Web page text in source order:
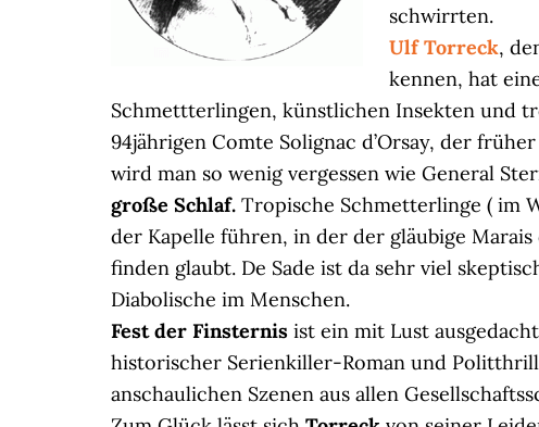
schwirrten.
Ulf Torreck,
kennen, hat
Schmettterlingen, künstlichen Insekten und
94jährigen Comte Solignac d’Orsay, der
wird man so wenig vergessen wie General
große Schlaf. Tropische Schmetterlinge ( im
der Kapelle führen, in der der gläubige
finden glaubt. De Sade ist da sehr viel
Diabolische im Menschen.
Fest der Finsternis ist ein mit Lust
historischer Serienkiller-Roman und
anschaulichen Szenen aus allen